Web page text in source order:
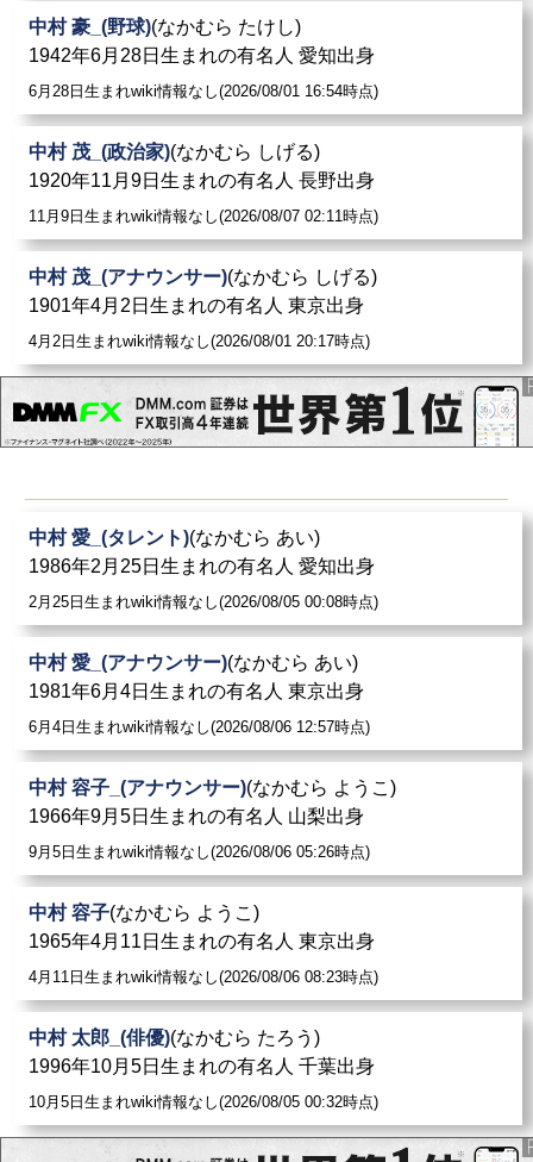
中村 豪_(野球)(なかむら たけし)
1942年6月28日生まれの有名人 愛知出身
6月28日生まれwiki情報なし(2026/08/01 16:54時点)
中村 茂_(政治家)(なかむら しげる)
1920年11月9日生まれの有名人 長野出身
11月9日生まれwiki情報なし(2026/08/07 02:11時点)
中村 茂_(アナウンサー)(なかむら しげる)
1901年4月2日生まれの有名人 東京出身
4月2日生まれwiki情報なし(2026/08/01 20:17時点)
中村 愛_(タレント)(なかむら あい)
1986年2月25日生まれの有名人 愛知出身
2月25日生まれwiki情報なし(2026/08/05 00:08時点)
中村 愛_(アナウンサー)(なかむら あい)
1981年6月4日生まれの有名人 東京出身
6月4日生まれwiki情報なし(2026/08/06 12:57時点)
中村 容子_(アナウンサー)(なかむら ようこ)
1966年9月5日生まれの有名人 山梨出身
9月5日生まれwiki情報なし(2026/08/06 05:26時点)
中村 容子(なかむら ようこ)
1965年4月11日生まれの有名人 東京出身
4月11日生まれwiki情報なし(2026/08/06 08:23時点)
中村 太郎_(俳優)(なかむら たろう)
1996年10月5日生まれの有名人 千葉出身
10月5日生まれwiki情報なし(2026/08/05 00:32時点)